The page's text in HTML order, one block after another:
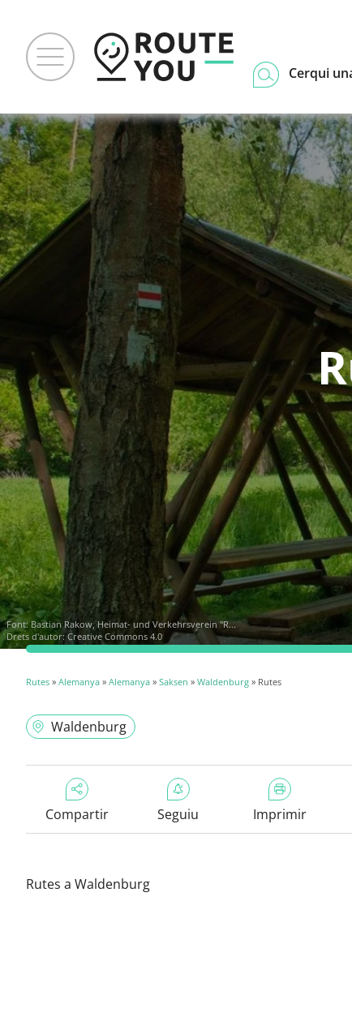
Cerqui
Font:Bastian Rakow, Heimat- und Verkehrsverein "R...
Drets d'autor: Creative Commons 4.0
Rutes » Alemanya » Alemanya » Saksen » Waldenburg » Rutes
Waldenburg
Compartir Seguiu Imprimir
Rutes a Waldenburg